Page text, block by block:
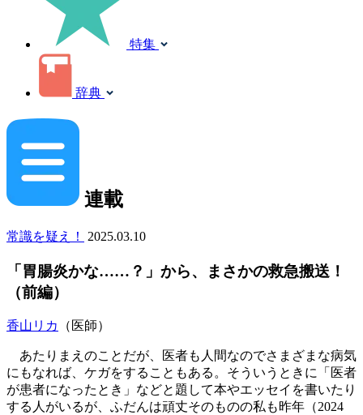
特集
辞典
連載
常識を疑え！ 2025.03.10
「胃腸炎かな……？」から、まさかの救急搬送！
（前編）
香山リカ （医師）
あたりまえのことだが、医者も人間なのでさまざまな病気
にもなれば、ケガをすることもある。そういうときに「医者
が患者になったとき」などと題して本やエッセイを書いたり
する人がいるが、ふだんは頑丈そのものの私も昨年（2024